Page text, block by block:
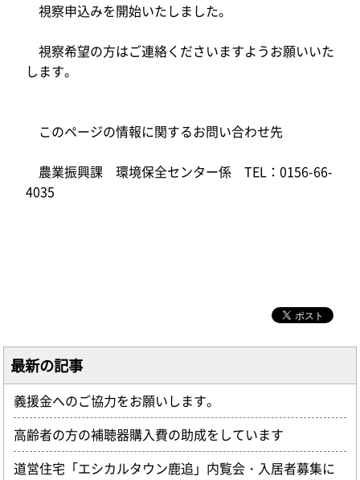
視察申込みを開始いたしました。
視察希望の方はご連絡くださいますようお願いいた
します。
このページの情報に関するお問い合わせ先
農業振興課 環境保全センター係 TEL：0156-66-
4035
最新の記事
義援金へのご協力をお願いします。
高齢者の方の補聴器購入費の助成をしています
道営住宅「エシカルタウン鹿追」内覧会・入居者募集に